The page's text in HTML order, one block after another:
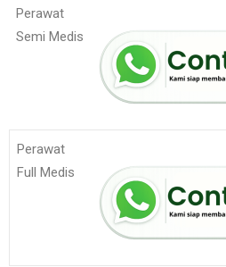
Perawat
Semi Medis
Perawat
Full Medis